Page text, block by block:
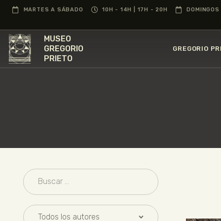
MARTES A SÁBADO 10H - 14H | 17H - 20H
MUSEO
GREGORIO
PRIETO
GREGORIO